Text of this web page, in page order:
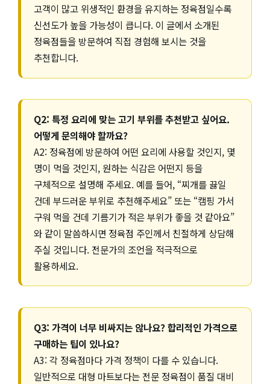
고객이 많고 위생적인 환경을 유지하는 정육점일수록
신선도가 높을 가능성이 큽니다. 이 글에서 소개된
정육점들을 방문하여 직접 경험해 보시는 것을
추천합니다.
Q2: 특정 요리에 맞는 고기 부위를 추천받고 싶어요.
어떻게 문의해야 할까요?
A2: 정육점에 방문하여 어떤 요리에 사용할 것인지, 몇
명이 먹을 것인지, 원하는 식감은 어떤지 등을
구체적으로 설명해 주세요. 예를 들어, “찌개를 끓일
건데 부드러운 부위로 추천해주세요” 또는 “캠핑 가서
구워 먹을 건데 기름기가 적은 부위가 좋을 것 같아요”
와 같이 말씀하시면 정육점 주인께서 친절하게 상담해
주실 것입니다. 전문가의 조언을 적극적으로
활용하세요.
Q3: 가격이 너무 비싸지는 않나요? 합리적인 가격으로
구매하는 팁이 있나요?
A3: 각 정육점마다 가격 정책이 다를 수 있습니다.
일반적으로 대형 마트보다는 전문 정육점이 품질 대비